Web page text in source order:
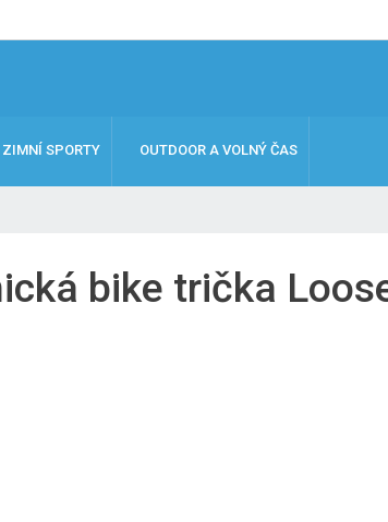
ZIMNÍ SPORTY OUTDOOR A VOLNÝ ČAS
bike trička